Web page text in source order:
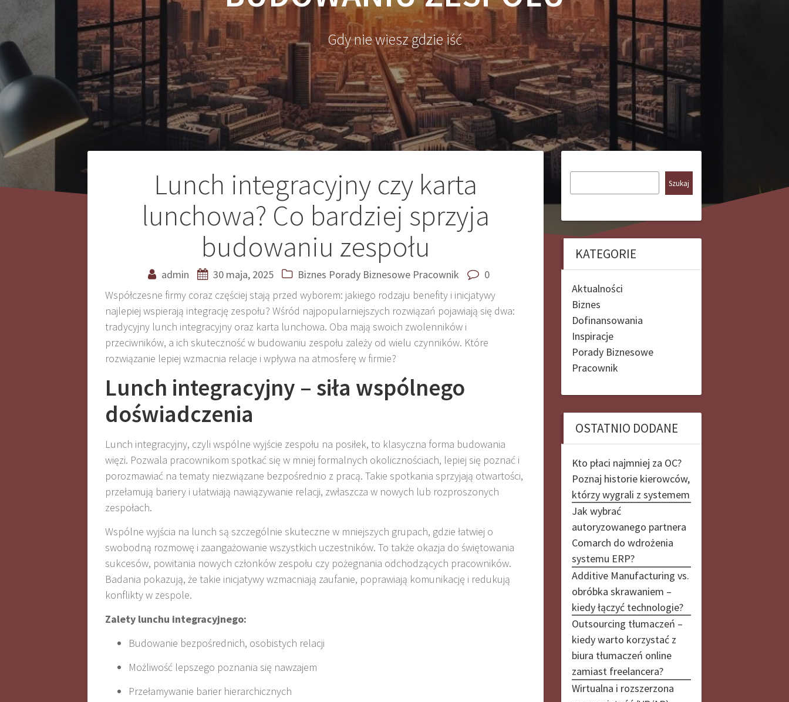
Gdy nie wiesz gdzie iść
Lunch integracyjny czy karta
lunchowa? Co bardziej sprzyja
budowaniu zespołu
admin 30 maja, 2025 Biznes Porady Biznesowe Pracownik
0
Współczesne firmy coraz częściej stają przed wyborem: jakiego rodzaju benefity i inicjatywy
najlepiej wspierają integrację zespołu? Wśród najpopularniejszych rozwiązań pojawiają się dwa:
tradycyjny lunch integracyjny oraz karta lunchowa. Oba mają swoich zwolenników i
przeciwników, a ich skuteczność w budowaniu zespołu zależy od wielu czynników. Które
rozwiązanie lepiej wzmacnia relacje i wpływa na atmosferę w firmie?
Lunch integracyjny – siła wspólnego
doświadczenia
Lunch integracyjny, czyli wspólne wyjście zespołu na posiłek, to klasyczna forma budowania
więzi. Pozwala pracownikom spotkać się w mniej formalnych okolicznościach, lepiej się poznać i
porozmawiać na tematy niezwiązane bezpośrednio z pracą. Takie spotkania sprzyjają otwartości,
przełamują bariery i ułatwiają nawiązywanie relacji, zwłaszcza w nowych lub rozproszonych
zespołach.
Wspólne wyjścia na lunch są szczególnie skuteczne w mniejszych grupach, gdzie łatwiej o
swobodną rozmowę i zaangażowanie wszystkich uczestników. To także okazja do świętowania
sukcesów, powitania nowych członków zespołu czy pożegnania odchodzących pracowników.
Badania pokazują, że takie inicjatywy wzmacniają zaufanie, poprawiają komunikację i redukują
konflikty w zespole.
Zalety lunchu integracyjnego:
Budowanie bezpośrednich, osobistych relacji
Możliwość lepszego poznania się nawzajem
Przełamywanie barier hierarchicznych
Nawigacja
wpisu
Szukaj
KATEGORIE
Aktualności
Biznes
Dofinansowania
Inspiracje
Porady Biznesowe
Pracownik
OSTATNIO DODANE
Kto płaci najmniej za OC?
Poznaj historie kierowców,
którzy wygrali z systemem
Jak wybrać
autoryzowanego partnera
Comarch do wdrożenia
systemu ERP?
Additive Manufacturing vs.
obróbka skrawaniem –
kiedy łączyć technologie?
Outsourcing tłumaczeń –
kiedy warto korzystać z
biura tłumaczeń online
zamiast freelancera?
Wirtualna i rozszerzona